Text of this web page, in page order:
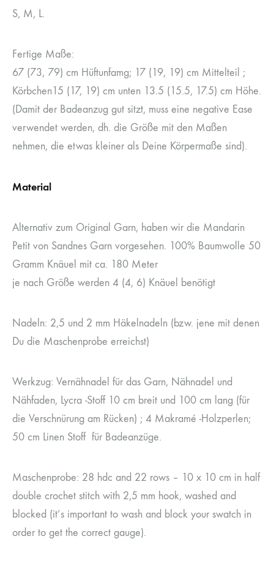
S, M, L.
Fertige Maße:
67 (73, 79) cm Hüftunfamg; 17 (19, 19) cm Mittelteil ;
Körbchen15 (17, 19) cm unten 13.5 (15.5, 17.5) cm Höhe.
(Damit der Badeanzug gut sitzt, muss eine negative Ease
verwendet werden, dh. die Größe mit den Maßen
nehmen, die etwas kleiner als Deine Körpermaße sind).
Material
Alternativ zum Original Garn, haben wir die Mandarin
Petit von Sandnes Garn vorgesehen. 100% Baumwolle 50
Gramm Knäuel mit ca. 180 Meter
je nach Größe werden 4 (4, 6) Knäuel benötigt
Nadeln: 2,5 und 2 mm Häkelnadeln (bzw. jene mit denen
Du die Maschenprobe erreichst)
Werkzug: Vernähnadel für das Garn, Nähnadel und
Nähfaden, Lycra -Stoff 10 cm breit und 100 cm lang (für
die Verschnürung am Rücken) ; 4 Makramé -Holzperlen;
50 cm Linen Stoff für Badeanzüge.
Maschenprobe: 28 hdc and 22 rows – 10 x 10 cm in half
double crochet stitch with 2,5 mm hook, washed and
blocked (it’s important to wash and block your swatch in
order to get the correct gauge).